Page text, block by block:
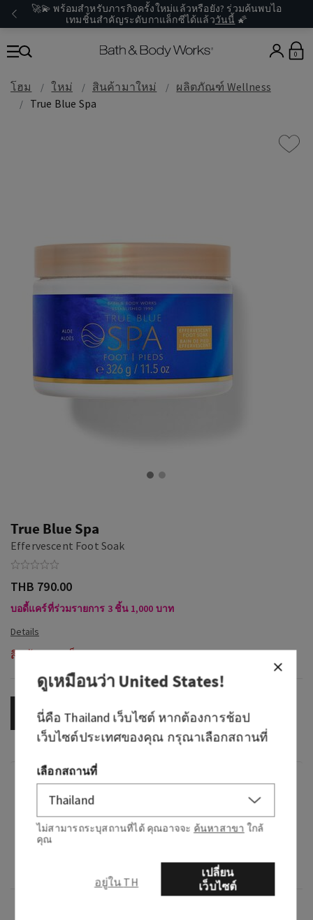
🚀💫 พร้อมสำหรับภารกิจครั้งใหม่แล้วหรือยัง? ร่วมค้นพบไอ
เทมชิ้นสำคัญระดับกาแล็กซีได้แล้ววันนี้ 🌠
0
โฮม ใหม่ สินค้ามาใหม่
ผลิตภัณฑ์ Wellness
True Blue Spa
True Blue Spa
Effervescent Foot Soak
THB 790.00
บอดี้แคร์ที่ร่วมรายการ 3 ชิ้น 1,000 บาท
สินค้าหมดสต็อก
OUT OF STOCK
กลิ่น
กลิ่นหอมอย่างไร: ประสบการณ์สปาที่ผ่อนคลาย
และเอาใจใส่เป็นพิเศษ
ดูเหมือนว่าUnited States!
นี่คือ Thailand เว็บไซต์ หากต้องการช้อป
เว็บไซต์ประเทศของคุณ กรุณาเลือกสถานที่
เลือกสถานที่
ไม่สามารถระบุสถานที่ได้ คุณอาจจะ ค้นหาสาขา ใกล้
คุณ
อยู่ใน TH
เปลี่ยน
เว็บไซต์